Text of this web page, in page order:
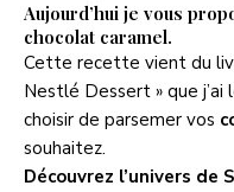
Aujourd’hui je vous
chocolat caramel.
Cette recette vient du
Nestlé Dessert » que
choisir de parsemer vos
souhaitez.
Découvrez l’univers de